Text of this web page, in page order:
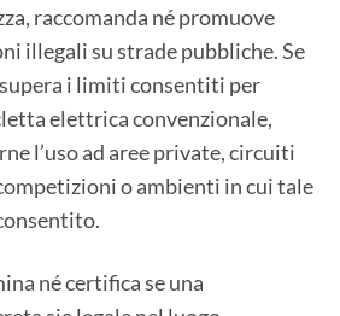
raccomanda né promuove
illegali su strade pubbliche. Se
i limiti consentiti per
elettrica convenzionale,
l’uso ad aree private, circuiti
o ambienti in cui tale
né certifica se una